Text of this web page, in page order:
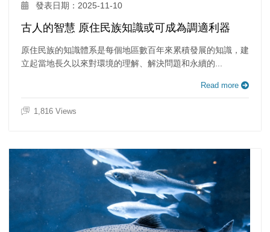
發表日期：2025-11-10
古人的智慧 原住民族知識或可成為調適利器
原住民族的知識體系是每個地區數百年來累積發展的知識，建
立起當地長久以來對環境的理解、解決問題和永續的...
Read more
1,816 Views